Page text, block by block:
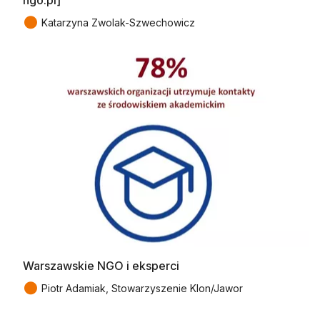
● Katarzyna Zwolak-Szwechowicz
Warszawskie NGO i eksperci
● Piotr Adamiak, Stowarzyszenie Klon/Jawor